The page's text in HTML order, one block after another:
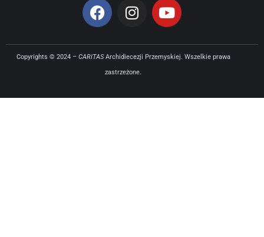
Copyrights © 2024 – CARITASArchidiecezji Przemyskiej. Wszelkie prawa
zastrzeżone.